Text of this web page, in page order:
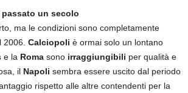
passato un secolo
ma le condizioni sono completamente
Calciopoli è ormai solo un lontano
e la Roma sono irraggiungibili per qualità e
il Napoli sembra essere uscito dal periodo
rispetto alle altre contendenti per la